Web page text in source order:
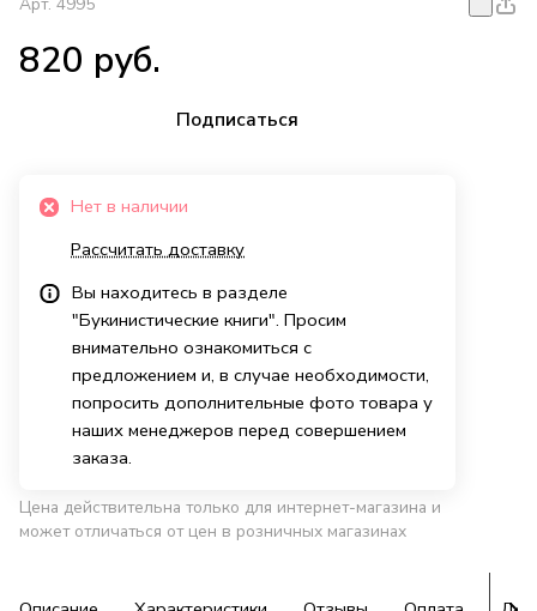
820 руб.
Подписаться
Нет в наличии
Рассчитать доставку
Вы находитесь в разделе
"Букинистические книги". Просим
внимательно ознакомиться с
предложением и, в случае необходимости,
попросить дополнительные фото товара у
наших менеджеров перед совершением
заказа.
Цена действительна только для интернет-магазина и
может отличаться от цен в розничных магазинах